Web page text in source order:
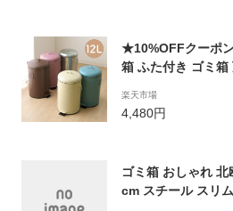
★10%OFFクーポ
箱 ふた付き ゴミ
き 円形 ラウンド型
ダストボックス ペ
楽天市場
4,480円
ゴミ箱 おしゃれ
cm スチール スリ